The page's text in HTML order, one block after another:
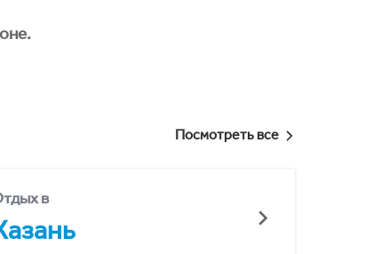
Посмотреть все
в